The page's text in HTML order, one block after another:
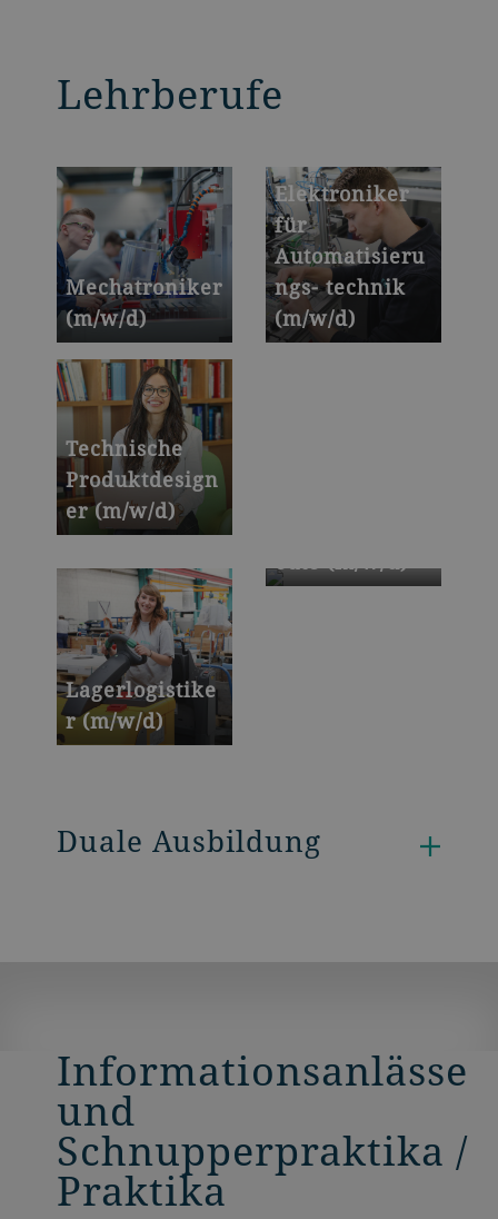
Lehrberufe
Mechatroniker
(m/w/d)
Technische
Produktdesign
er (m/w/d)
Elektroniker
für
Automatisieru
ngs- technik
(m/w/d)
Lagerlogistike
r (m/w/d)
eute (m/w/d)
Duale Ausbildung
Informationsanlässe
und
Schnupperpraktika /
Praktika